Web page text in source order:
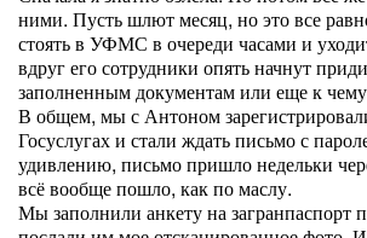
ними. Пусть шлют месяц, но это все
стоять в УФМС в очереди часами и
вдруг его сотрудники опять начнут
заполненным документам или еще к
В общем, мы с Антоном
Госуслугах и стали ждать письмо с
удивлению, письмо пришло недельки
всё вообще пошло, как по маслу.
Мы заполнили анкету на загранпаспорт